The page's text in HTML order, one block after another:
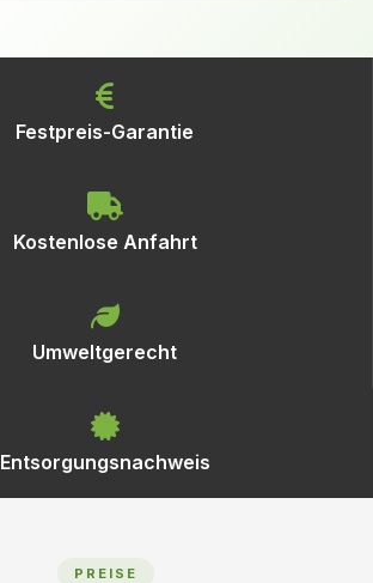
Festpreis-Garantie
Kostenlose Anfahrt
Umweltgerecht
Entsorgungsnachweis
PREISE